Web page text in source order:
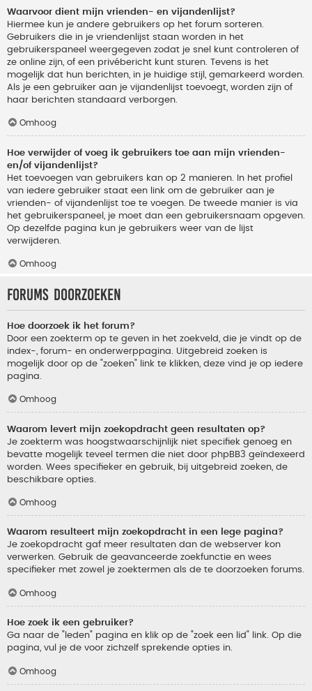
Waarvoor dient mijn vrienden- en vijandenlijst?
Hiermee kun je andere gebruikers op het forum sorteren.
Gebruikers die in je vriendenlijst staan worden in het
gebruikerspaneel weergegeven zodat je snel kunt controleren of
ze online zijn, of een privébericht kunt sturen. Tevens is het
mogelijk dat hun berichten, in je huidige stijl, gemarkeerd worden.
Als je een gebruiker aan je vijandenlijst toevoegt, worden zijn of
haar berichten standaard verborgen.
Omhoog
Hoe verwijder of voeg ik gebruikers toe aan mijn vrienden-
en/of vijandenlijst?
Het toevoegen van gebruikers kan op 2 manieren. In het profiel
van iedere gebruiker staat een link om de gebruiker aan je
vrienden- of vijandenlijst toe te voegen. De tweede manier is via
het gebruikerspaneel, je moet dan een gebruikersnaam opgeven.
Op dezelfde pagina kun je gebruikers weer van de lijst
verwijderen.
Omhoog
Forums doorzoeken
Hoe doorzoek ik het forum?
Door een zoekterm op te geven in het zoekveld, die je vindt op de
index-, forum- en onderwerppagina. Uitgebreid zoeken is
mogelijk door op de "zoeken" link te klikken, deze vind je op iedere
pagina.
Omhoog
Waarom levert mijn zoekopdracht geen resultaten op?
Je zoekterm was hoogstwaarschijnlijk niet specifiek genoeg en
bevatte mogelijk teveel termen die niet door phpBB3 geïndexeerd
worden. Wees specifieker en gebruik, bij uitgebreid zoeken, de
beschikbare opties.
Omhoog
Waarom resulteert mijn zoekopdracht in een lege pagina?
Je zoekopdracht gaf meer resultaten dan de webserver kon
verwerken. Gebruik de geavanceerde zoekfunctie en wees
specifieker met zowel je zoektermen als de te doorzoeken forums.
Omhoog
Hoe zoek ik een gebruiker?
Ga naar de "leden" pagina en klik op de "zoek een lid" link. Op die
pagina, vul je de voor zichzelf sprekende opties in.
Omhoog